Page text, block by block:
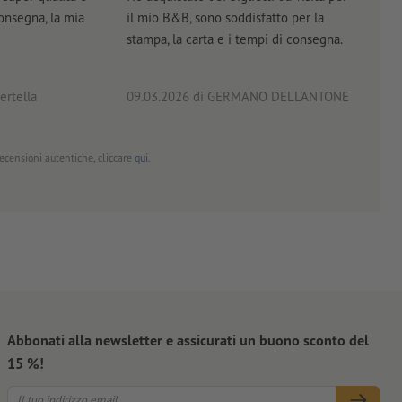
la mia
il mio B&B, sono soddisfatto per la
stampa, la carta e i tempi di consegna.
09.03.2026 di GERMANO DELL'ANTONE
autentiche, cliccare qui.
Abbonati alla newsletter e assicurati un buono sconto del
15 %!